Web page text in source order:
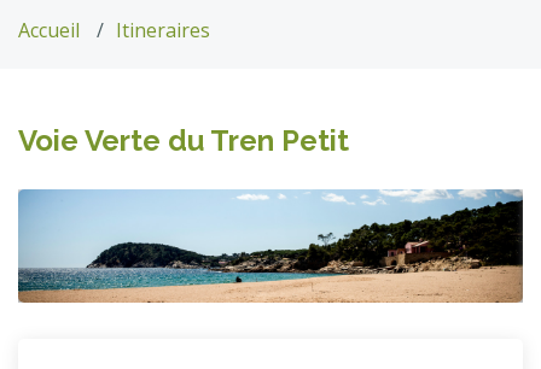
Accueil Itineraires
Voie Verte du Tren Petit